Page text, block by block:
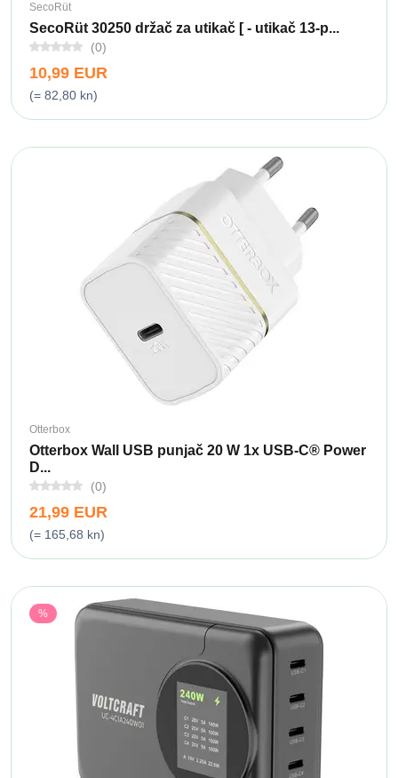
SecoRüt
SecoRüt 30250 držač za utikač [ - utikač 13-p...
(0)
10,99 EUR
(= 82,80 kn)
Otterbox
Otterbox Wall USB punjač 20 W 1x USB-C® Power
D...
(0)
21,99 EUR
(= 165,68 kn)
%